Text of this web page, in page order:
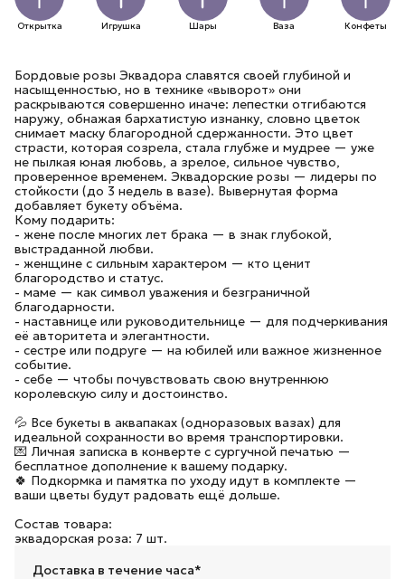
Открытка Игрушка Шары Ваза Конфеты
Бордовые розы Эквадора славятся своей глубиной и
насыщенностью, но в технике «выворот» они
раскрываются совершенно иначе: лепестки отгибаются
наружу, обнажая бархатистую изнанку, словно цветок
снимает маску благородной сдержанности. Это цвет
страсти, которая созрела, стала глубже и мудрее — уже
не пылкая юная любовь, а зрелое, сильное чувство,
проверенное временем. Эквадорские розы — лидеры по
стойкости (до 3 недель в вазе). Вывернутая форма
добавляет букету объёма.
Кому подарить:
- жене после многих лет брака — в знак глубокой,
выстраданной любви.
- женщине с сильным характером — кто ценит
благородство и статус.
- маме — как символ уважения и безграничной
благодарности.
- наставнице или руководительнице — для подчеркивания
её авторитета и элегантности.
- сестре или подруге — на юбилей или важное жизненное
событие.
- себе — чтобы почувствовать свою внутреннюю
королевскую силу и достоинство.
💦 Все букеты в аквапаках (одноразовых вазах) для
идеальной сохранности во время транспортировки.
💌 Личная записка в конверте с сургучной печатью —
бесплатное дополнение к вашему подарку.
🍀 Подкормка и памятка по уходу идут в комплекте —
ваши цветы будут радовать ещё дольше.
Состав товара:
эквадорская роза: 7 шт.
Доставка в течение часа*